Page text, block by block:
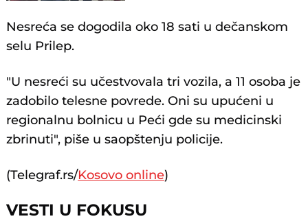
Nesreća se dogodila oko 18 sati u dečanskom
selu Prilep.
"U nesreći su učestvovala tri vozila, a 11 osoba je
zadobilo telesne povrede. Oni su upućeni u
regionalnu bolnicu u Peći gde su medicinski
zbrinuti", piše u saopštenju policije.
(Telegraf.rs/Kosovo online)
VESTI U FOKUSU